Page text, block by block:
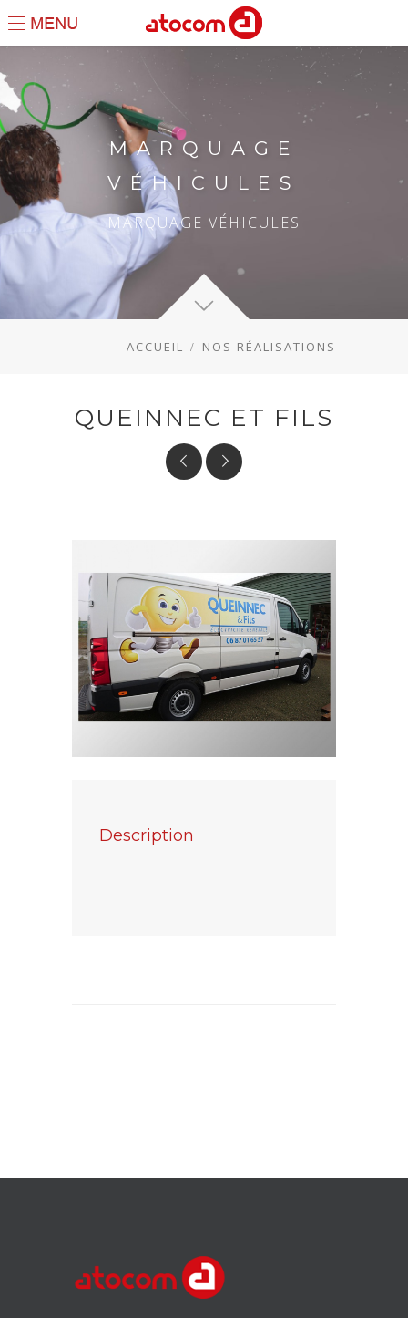
MARQUAGE
VÉHICULES
MARQUAGE VÉHICULES
ACCUEIL NOS RÉALISATIONS
QUEINNEC ET FILS
Description